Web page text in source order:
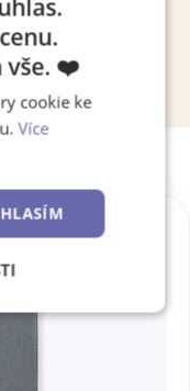
vše. ❤️
cookie ke
Více
Soubory